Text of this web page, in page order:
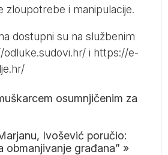
zloupotrebe i manipulacije.
dostupni su na službenim
odluke.sudovi.hr/ i https://e-
osumnjičenim za
Ivošević poručio:
obmanjivanje građana” »